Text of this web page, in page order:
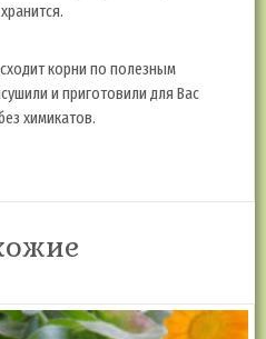
корни по полезным
и приготовили для Вас
химикатов.